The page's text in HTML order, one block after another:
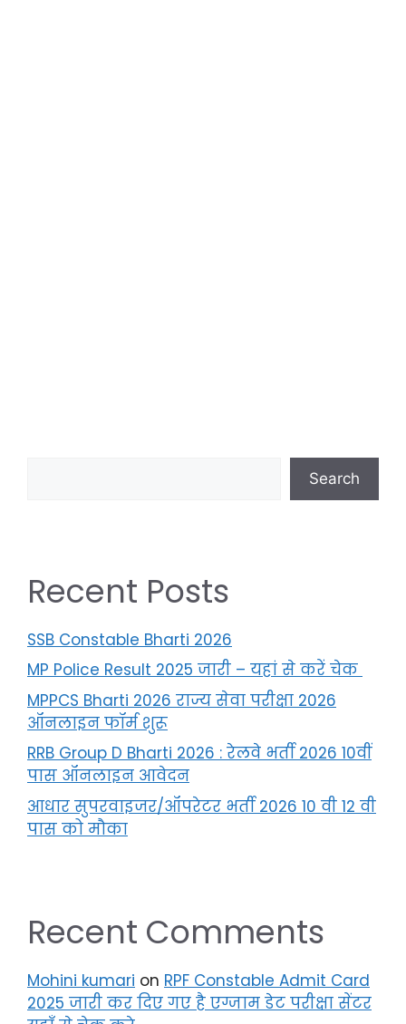
Search
Recent Posts
SSB Constable Bharti 2026
MP Police Result 2025 जारी – यहां से करें चेक
MPPCS Bharti 2026 राज्य सेवा परीक्षा 2026
ऑनलाइन फॉर्म शुरू
RRB Group D Bharti 2026 : रेलवे भर्ती 2026 10वीं
पास ऑनलाइन आवेदन
आधार सुपरवाइजर/ऑपरेटर भर्ती 2026 10 वी 12 वी
पास को मौका
Recent Comments
Mohini kumari on RPF Constable Admit Card
2025 जारी कर दिए गए है एग्जाम डेट परीक्षा सेंटर